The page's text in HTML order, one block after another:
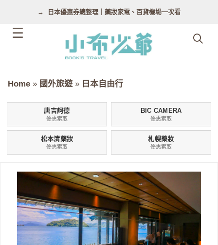
日本優惠券總整理｜藥妝家電、百貨機場一次看
Home » 國外旅遊 » 日本自由行
唐吉訶德
優惠索取
BIC CAMERA
優惠索取
松本清藥妝
優惠索取
札幌藥妝
優惠索取